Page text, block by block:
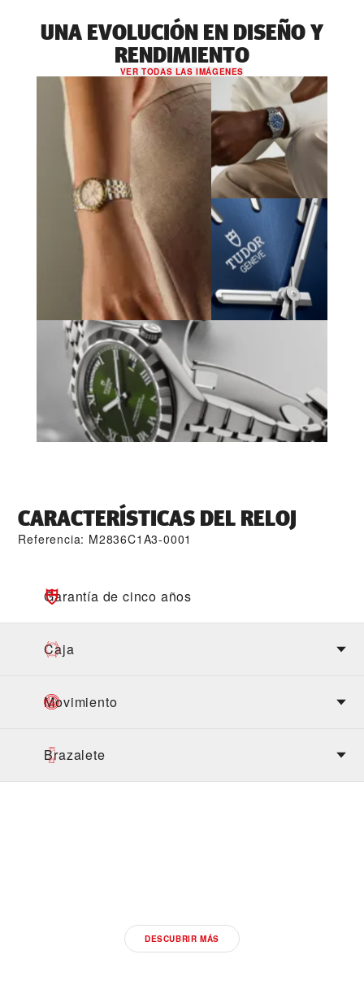
UNA EVOLUCIÓN EN DISEÑO Y
RENDIMIENTO
VER TODAS LAS IMÁGENES
CARACTERÍSTICAS DEL RELOJ
Referencia: M2836C1A3-0001
Garantía de cinco años
Caja
Movimiento
Brazalete
DESCUBRIR MÁS